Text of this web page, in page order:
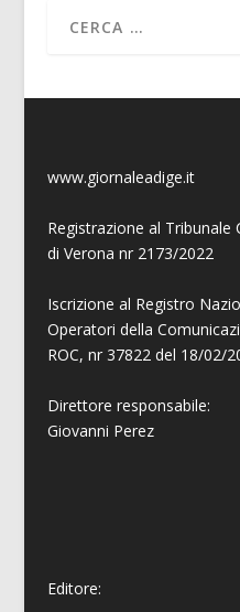
www.giornaleadige.it
Registrazione al Tribunale
di Verona nr 2173/2022
Iscrizione al Registro
Operatori della
ROC, nr 37822 del 18/02/
Direttore responsabile:
Giovanni Perez
Editore: